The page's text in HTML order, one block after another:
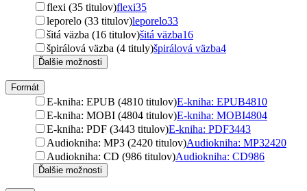
flexi (35 titulov)flexi35
leporelo (33 titulov)leporelo33
šitá väzba (16 titulov)šitá väzba16
špirálová väzba (4 tituly)špirálová väzba4
Ďalšie možnosti
Formát
E-kniha: EPUB (4810 titulov)E-kniha: EPUB4810
E-kniha: MOBI (4804 titulov)E-kniha: MOBI4804
E-kniha: PDF (3443 titulov)E-kniha: PDF3443
Audiokniha: MP3 (2420 titulov)Audiokniha: MP32420
Audiokniha: CD (986 titulov)Audiokniha: CD986
Ďalšie možnosti